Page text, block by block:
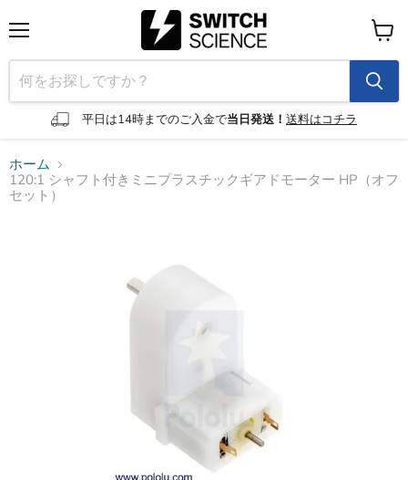
ニ
ュ
ー
平日は14時までのご入金で当日発送！ 送料はコチラ
カ
ー
ト
を
見
ホーム
120:1 シャフト付きミニプラスチックギアドモーター HP（オフ
セット）